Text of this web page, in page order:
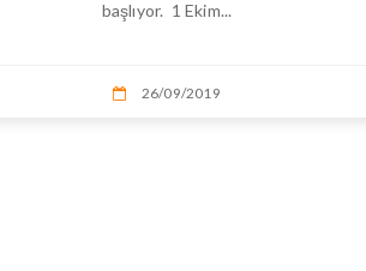
başlıyor. ‍ ‍1 Ekim...
26/09/2019